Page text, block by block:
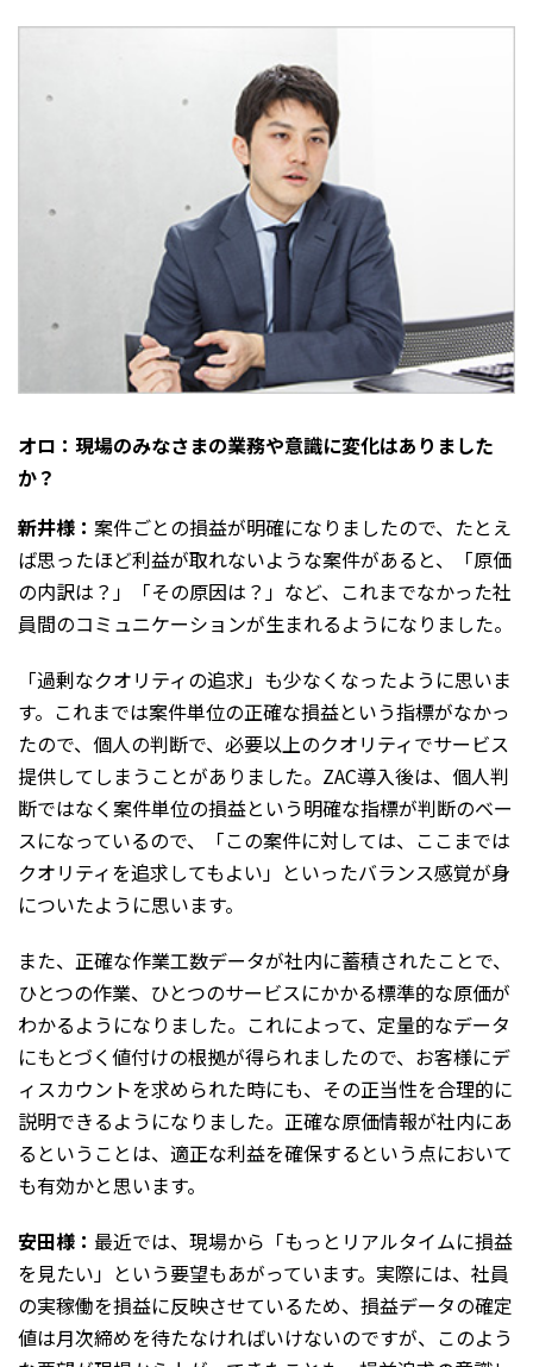
オロ：現場のみなさまの業務や意識に変化はありました
か？
新井様： 案件ごとの損益が明確になりましたので、たとえ
ば思ったほど利益が取れないような案件があると、「原価
の内訳は？」「その原因は？」など、これまでなかった社
員間のコミュニケーションが生まれるようになりました。
「過剰なクオリティの追求」も少なくなったように思いま
す。これまでは案件単位の正確な損益という指標がなかっ
たので、個人の判断で、必要以上のクオリティでサービス
提供してしまうことがありました。ZAC導入後は、個人判
断ではなく案件単位の損益という明確な指標が判断のベー
スになっているので、「この案件に対しては、ここまでは
クオリティを追求してもよい」といったバランス感覚が身
についたように思います。
また、正確な作業工数データが社内に蓄積されたことで、
ひとつの作業、ひとつのサービスにかかる標準的な原価が
わかるようになりました。これによって、定量的なデータ
にもとづく値付けの根拠が得られましたので、お客様にデ
ィスカウントを求められた時にも、その正当性を合理的に
説明できるようになりました。正確な原価情報が社内にあ
るということは、適正な利益を確保するという点において
も有効かと思います。
安田様： 最近では、現場から「もっとリアルタイムに損益
を見たい」という要望もあがっています。実際には、社員
の実稼働を損益に反映させているため、損益データの確定
値は月次締めを待たなければいけないのですが、このよう